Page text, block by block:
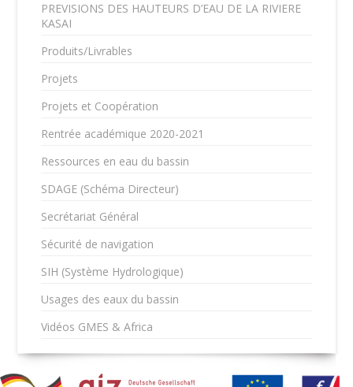
PREVISIONS DES HAUTEURS D’EAU DE LA RIVIERE
KASAI
Produits/Livrables
Projets
Projets et Coopération
Rentrée académique 2020-2021
Ressources en eau du bassin
SDAGE (Schéma Directeur)
Secrétariat Général
Sécurité de navigation
SIH (Système Hydrologique)
Usages des eaux du bassin
Vidéos GMES & Africa